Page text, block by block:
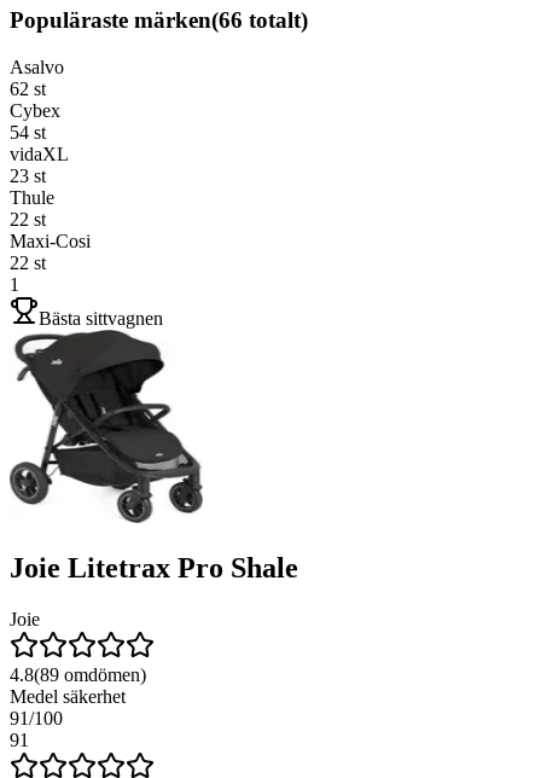
Populäraste märken(66 totalt)
Asalvo
62 st
Cybex
54 st
vidaXL
23 st
Thule
22 st
Maxi-Cosi
22 st
1
Bästa sittvagnen
Joie Litetrax Pro Shale
Joie
4.8(89 omdömen)
Medel säkerhet
91/100
91